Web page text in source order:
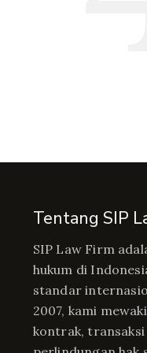
Tentang SIP
SIP Law Firm
hukum di
standar
2007, kami
kontrak, transaksi